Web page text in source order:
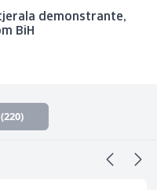
demonstrante,
BiH